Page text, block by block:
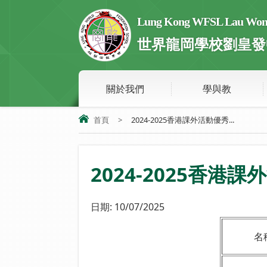
Lung Kong WFSL Lau
世界龍岡學校劉皇
關於我們 學與教
首頁 > 2024-2025香港課外活動優秀...
2024-2025香港課
日期: 10/07/2025
名